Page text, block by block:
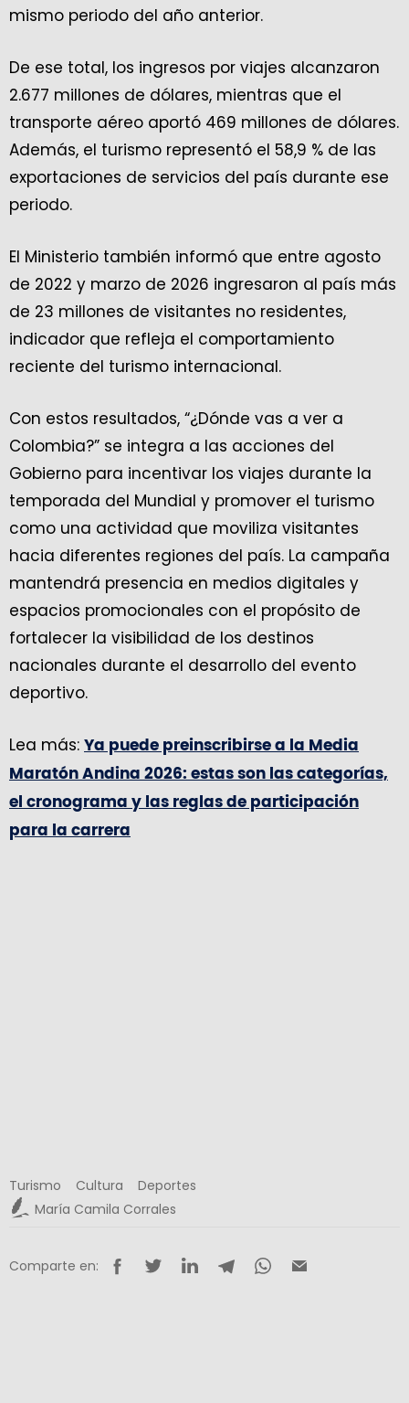
mismo periodo del año anterior.
De ese total, los ingresos por viajes alcanzaron
2.677 millones de dólares, mientras que el
transporte aéreo aportó 469 millones de dólares.
Además, el turismo representó el 58,9 % de las
exportaciones de servicios del país durante ese
periodo.
El Ministerio también informó que entre agosto
de 2022 y marzo de 2026 ingresaron al país más
de 23 millones de visitantes no residentes,
indicador que refleja el comportamiento
reciente del turismo internacional.
Con estos resultados, “¿Dónde vas a ver a
Colombia?” se integra a las acciones del
Gobierno para incentivar los viajes durante la
temporada del Mundial y promover el turismo
como una actividad que moviliza visitantes
hacia diferentes regiones del país. La campaña
mantendrá presencia en medios digitales y
espacios promocionales con el propósito de
fortalecer la visibilidad de los destinos
nacionales durante el desarrollo del evento
deportivo.
Lea más: Ya puede preinscribirse a la Media
Maratón Andina 2026: estas son las categorías,
el cronograma y las reglas de participación
para la carrera
Turismo Cultura
Deportes
María Camila Corrales
Comparte en: